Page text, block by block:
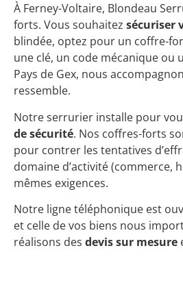
À Ferney-Voltaire, Blondeau
forts. Vous souhaitez sécuriser
blindée, optez pour un coffre-
une clé, un code mécanique ou
Pays de Gex, nous
ressemble.
Notre serrurier installe pour
de sécurité. Nos coffres-forts
pour contrer les tentatives
domaine d’activité (commerce,
mêmes exigences.
Notre ligne téléphonique est
et celle de vos biens nous
réalisons des devis sur mesure